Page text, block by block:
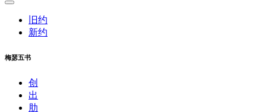
旧约
新约
梅瑟五书
创
出
肋